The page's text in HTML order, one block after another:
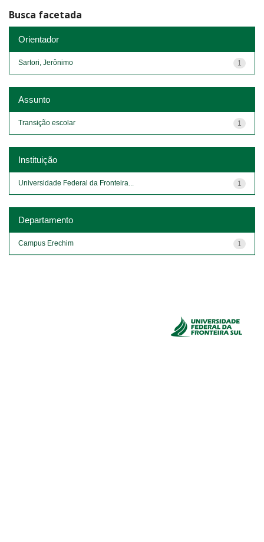
Busca facetada
Orientador
1
Sartori, Jerônimo
Assunto
1
Transição escolar
Instituição
1
Universidade Federal da Fronteira...
Departamento
1
Campus Erechim